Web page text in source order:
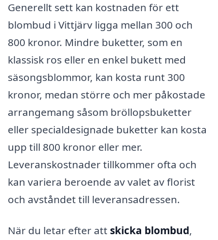
Generellt sett kan kostnaden för ett
blombud i Vittjärv ligga mellan 300 och
800 kronor. Mindre buketter, som en
klassisk ros eller en enkel bukett med
säsongsblommor, kan kosta runt 300
kronor, medan större och mer påkostade
arrangemang såsom bröllopsbuketter
eller specialdesignade buketter kan kosta
upp till 800 kronor eller mer.
Leveranskostnader tillkommer ofta och
kan variera beroende av valet av florist
och avståndet till leveransadressen.
När du letar efter att skicka blombud,